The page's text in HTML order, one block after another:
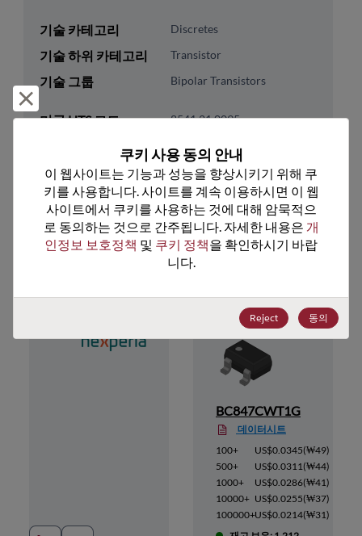
기술 카테고리 Discretes
기술 하위 카테고리 Transistor
기술 그룹 Bipolar Transistors
미국 HTS 코드 8541.21.0095
EAR99
추천 대체 제품
BC847CWT1G
데이터시트
100+
US$0.0345(₩49)
500+
US$0.0311(₩44)
1000+
US$0.0286(₩41)
10000+ US$0.0255(₩37)
100000+US$0.0214(₩31)
쿠키 사용 동의 안내
이 웹사이트는 기능과 성능을 향상시키기 위해 쿠
키를 사용합니다. 사이트를 계속 이용하시면 이 웹
사이트에서 쿠키를 사용하는 것에 대해 암묵적으
로 동의하는 것으로 간주됩니다. 자세한 내용은 개
인정보 보호정책 및 쿠키 정책을 확인하시기 바랍
니다.
Reject 동의